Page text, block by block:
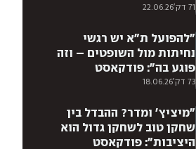
71 דק' 22.06.26
73 דק' 18.06.26
״להפועל ת"א יש רגשי
נחיתות מול השופטים – וזה
פוגע בה״: פודקאסט
MatchUp, פרק 44
"מיציץ' ומדר? ההבדל בין
שחקן טוב לשחקן גדול הוא
היציבות": פודקאסט